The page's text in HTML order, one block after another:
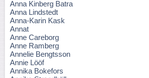
Anna Kinberg Batra
Anna Lindstedt
Anna-Karin Kask
Annat
Anne Careborg
Anne Ramberg
Annelie Bengtsson
Annie Lööf
Annika Bokefors